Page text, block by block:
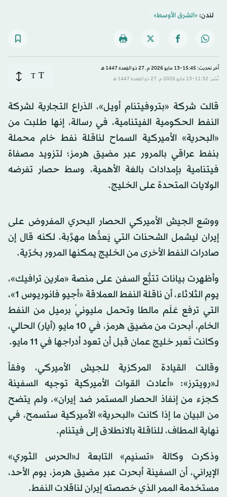
لندن:«الشرق الأوسط»
آخر تحديث: 15:45-13 مايو 2026 م ـ 27 ذو القِعدة 1447 هـ
نُشر: 11:32-13 مايو 2026 م ـ 27 ذو القِعدة 1447 هـ
T
T
قالت شركة «بتروفيتنام أويل»، الذراع التجارية لشركة
النفط الحكومية الفيتنامية، في رسالة، إنها طلبت من
«البحرية» الأميركية السماح لناقلة نفط خام محملة
بنفط عراقي بالمرور عبر مضيق هرمز؛ لتزويد مصفاة
فيتنامية بإمدادات بالغة الأهمية، وسط حصار تفرضه
الولايات المتحدة على الخليج.
ووسّع الجيش الأميركي الحصار البحري المفروض على
إيران ليشمل الشحنات التي يَعدُّها مهرَّبة، لكنه قال إن
صادرات النفط الأخرى من الخليج يمكنها المرور بحُرّية.
وأظهرت بيانات تتبُّع السفن على منصة «مارين ترافيك»،
يوم الثلاثاء، أن ناقلة النفط العملاقة «أجيو فانوريوس 1»،
التي ترفع عَلَم مالطا وتحمل مليونيْ برميل من النفط
الخام، أبحرت من مضيق هرمز، في 10 مايو (أيار) الحالي،
وكانت تَعبر خليج عمان قبل أن تعود أدراجها في 11 مايو.
وقالت القيادة المركزية للجيش الأميركي، وفقاً
لـ«رويترز»: «أعادت القوات الأميركية توجيه السفينة
كجزء من إنفاذ الحصار المستمر ضد إيران». ولم يتضح
من البيان ما إذا كانت «البحرية» الأميركية ستسمح، في
نهاية المطاف، للناقلة بالانطلاق إلى فيتنام.
وذكرت وكالة «تسنيم» التابعة لـ«الحرس الثوري»
الإيراني، أن السفينة أبحرت عبر مضيق هرمز، يوم الأحد،
مستخدمة الممر الذي خصصتهإيرانلناقلات النفط.